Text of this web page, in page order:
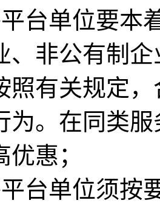
单位要本着
、非公有制
照有关规定
为。在同类
惠；
单位须按要